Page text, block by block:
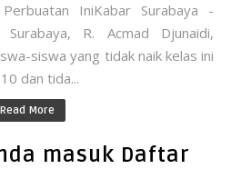
IniKabar Surabaya -
R. Acmad Djunaidi,
siswa yang tidak naik kelas ini
dan tida...
Read More
masuk Daftar